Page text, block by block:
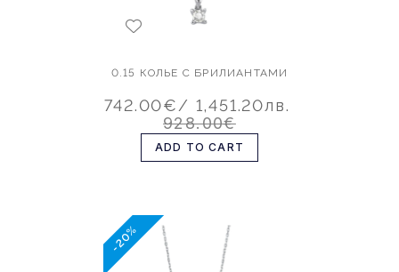
0.15 КОЛЬЕ С БРИЛИАНТАМИ
742.00€/ 1,451.20лв.
928.00€
ADD TO CART
-20%